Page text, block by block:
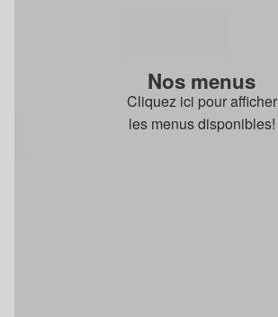
Nos menus
Cliquez ici pour afficher
les menus disponibles!